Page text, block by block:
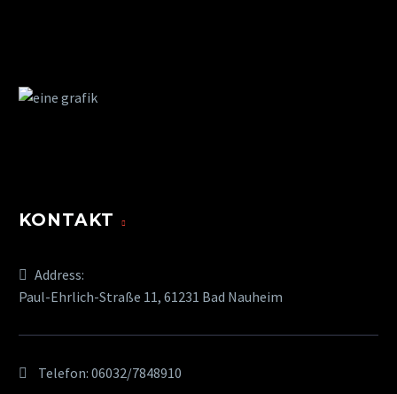
KONTAKT
Address:
Paul-Ehrlich-Straße 11, 61231 Bad Nauheim
Telefon: 06032/7848910